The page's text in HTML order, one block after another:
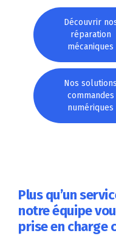
Découvrir
réparation
mécaniques
Nos solutions
commandes
numériques
Plus qu’un
notre équipe
prise en charge